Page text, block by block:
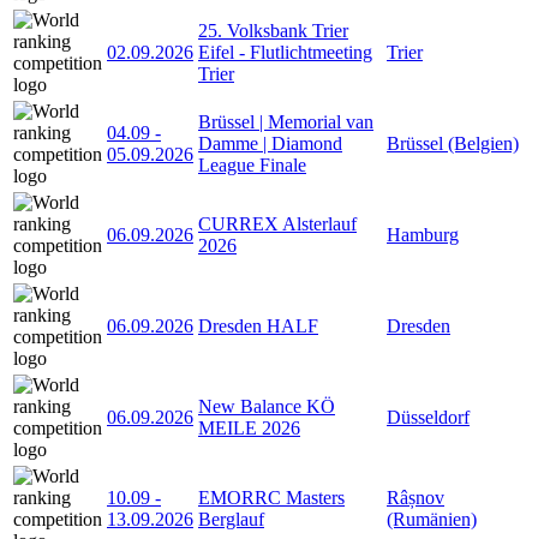
02.09.2026
25. Volksbank Trier
Eifel - Flutlichtmeeting
Trier
Trier
04.09 -
05.09.2026
Brüssel | Memorial van
Damme | Diamond
League Finale
Brüssel (Belgien)
06.09.2026
CURREX Alsterlauf
2026
Hamburg
06.09.2026 Dresden HALF Dresden
06.09.2026
New Balance KÖ
MEILE 2026
Düsseldorf
10.09 -
13.09.2026
EMORRC Masters
Berglauf
Râșnov
(Rumänien)